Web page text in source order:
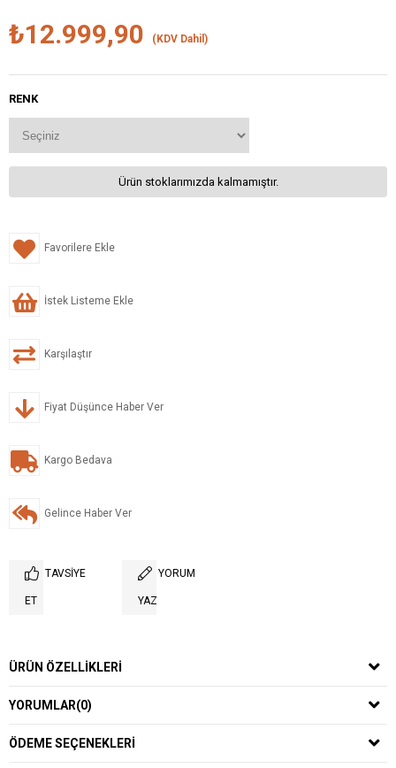
₺12.999,90 (KDV Dahil)
RENK
Ürün stoklarımızda kalmamıştır.
Favorilere Ekle
İstek Listeme Ekle
Karşılaştır
Fiyat Düşünce Haber Ver
Kargo Bedava
Gelince Haber Ver
TAVSIYE
ET
YORUM
YAZ
ÜRÜN ÖZELLIKLERI
YORUMLAR(0)
ÖDEME SEÇENEKLERI